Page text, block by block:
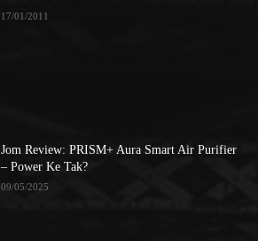
17/01/2011
Jom Review: PRISM+ Aura Smart Air Purifier
– Power Ke Tak?
09/05/2025